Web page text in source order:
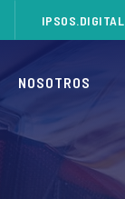
IPSOS.DIGITAL
NOSOTROS